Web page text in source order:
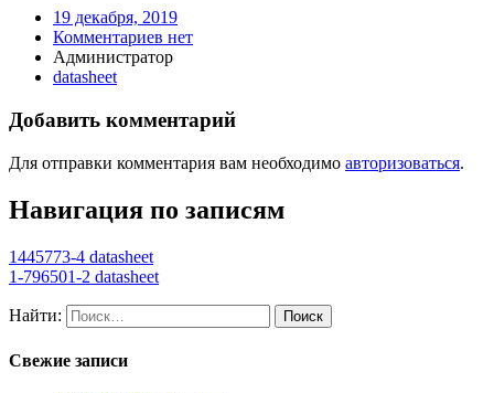
19 декабря, 2019
Комментариев нет
Администратор
datasheet
Добавить комментарий
Для отправки комментария вам необходимо авторизоваться.
Навигация по записям
1445773-4 datasheet
1-796501-2 datasheet
Найти:
Свежие записи